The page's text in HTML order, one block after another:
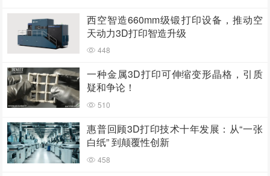
西空智造660mm级锻打印设备，推动空
天动力3D打印智造升级
448
一种金属3D打印可伸缩变形晶格，引质
疑和争论！
510
惠普回顾3D打印技术十年发展：从“一张
白纸” 到颠覆性创新
458